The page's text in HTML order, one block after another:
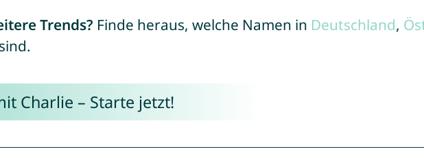
Trends? Finde heraus, welche Namen in Deutschland,
Charlie – Starte jetzt!